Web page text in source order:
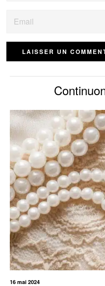
16 mai 2024